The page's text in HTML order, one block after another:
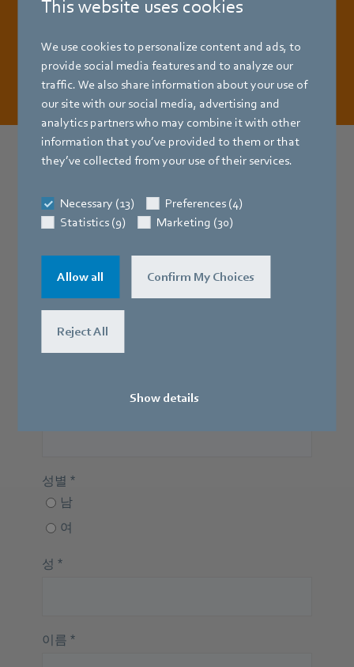
This website uses cookies
We use cookies to personalize content and ads, to
provide social media features and to analyze our
traffic. We also share information about your use of
our site with our social media, advertising and
analytics partners who may combine it with other
information that you’ve provided to them or that
they’ve collected from your use of their services.
Necessary (13)
Preferences (4)
Statistics (9)
Marketing (30)
Allow all Confirm My Choices
Reject All
Show details
카탈로그 다운로드
당사의 가전제품 전문가들은
언제든지 연락하여 지원할 준비가 되
어 있습니다.